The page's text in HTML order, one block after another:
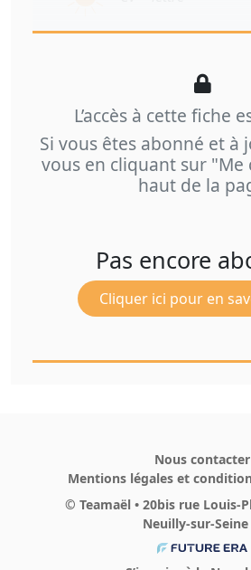
L’accès à cette fiche
Si vous êtes abonné et à
vous en cliquant sur "Me
haut de la
Pas encore
Cliquer ici pour en
Nous contacter
Mentions légales et
© Teamaël • 20bis rue Louis-
Neuilly-sur-